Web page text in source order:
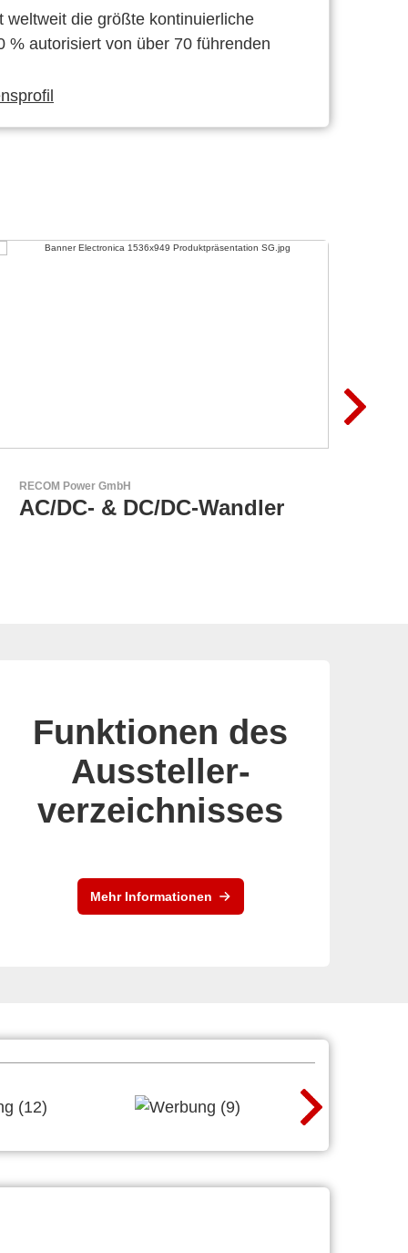
weltweit die größte kontinuierliche
% autorisiert von über 70 führenden
AKTINA CDS GmbH
AKTINA CDS - Supply
Funktionen des
Aussteller-
verzeichnisses
Mehr Informationen